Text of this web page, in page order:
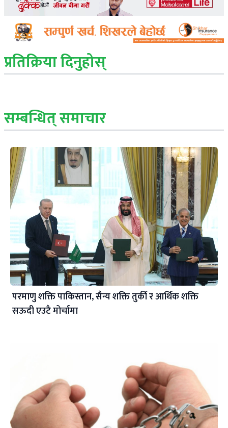
प्रतिक्रिया दिनुहोस्
सम्बन्धित् समाचार
परमाणु शक्ति पाकिस्तान, सैन्य शक्ति तुर्की र आर्थिक शक्ति
सऊदी एउटै मोर्चामा